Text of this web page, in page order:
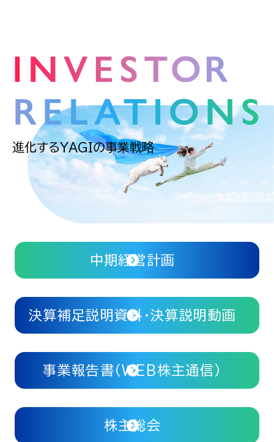
中期経営計画
決算補足説明資料・決算説明動画
事業報告書（WEB株主通信）
株主総会
進化するYAGIの事業戦略